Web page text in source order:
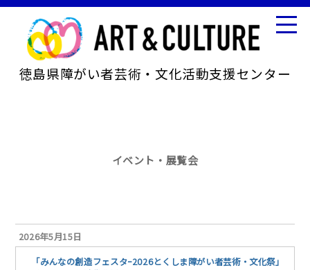
徳島県障がい者芸術・文化活動支援センター
イベント・展覧会
2026年5月15日
「みんなの創造フェスタｰ2026とくしま障がい者芸術・文化祭」